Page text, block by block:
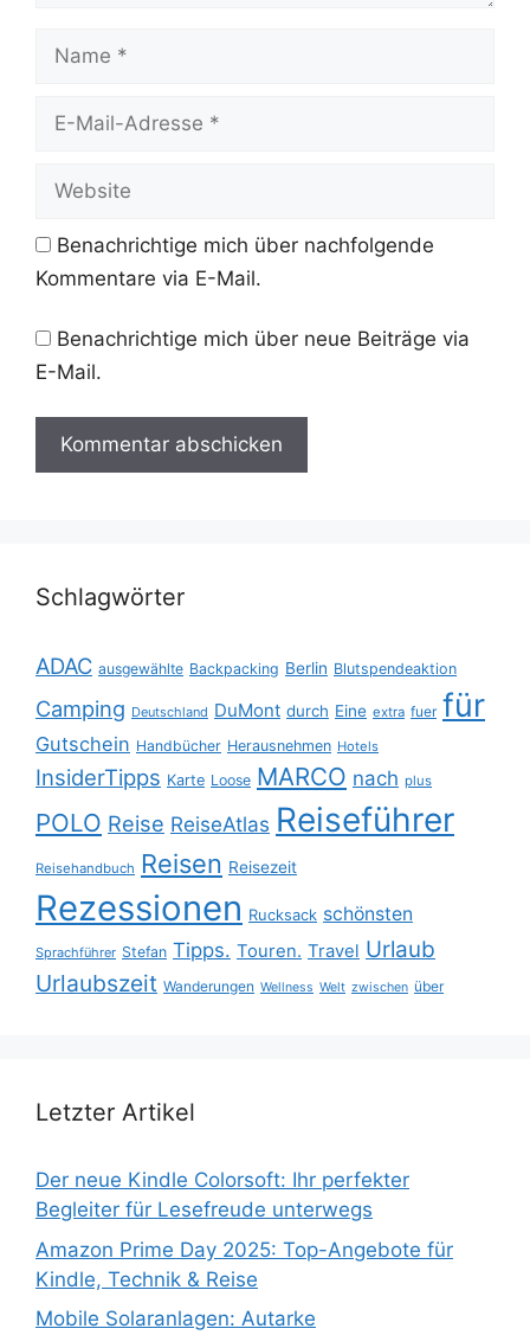
Name
Website
Benachrichtige mich über nachfolgende
Kommentare via E-Mail.
Benachrichtige mich über neue Beiträge via
E-Mail.
Schlagwörter
ADAC ausgewählte Backpacking Berlin Blutspendeaktion
Camping Deutschland DuMont durch Eine extra fuer für
Gutschein Handbücher Herausnehmen Hotels
InsiderTipps Karte Loose MARCO nach plus
POLO Reise ReiseAtlas Reiseführer
Reisehandbuch Reisen Reisezeit
Rezessionen Rucksack schönsten
Sprachführer Stefan Tipps. Touren. Travel Urlaub
Urlaubszeit Wanderungen Wellness Welt zwischen über
Letzter Artikel
Der neue Kindle Colorsoft: Ihr perfekter
Begleiter für Lesefreude unterwegs
Amazon Prime Day 2025: Top-Angebote für
Kindle, Technik & Reise
Mobile Solaranlagen: Autarke